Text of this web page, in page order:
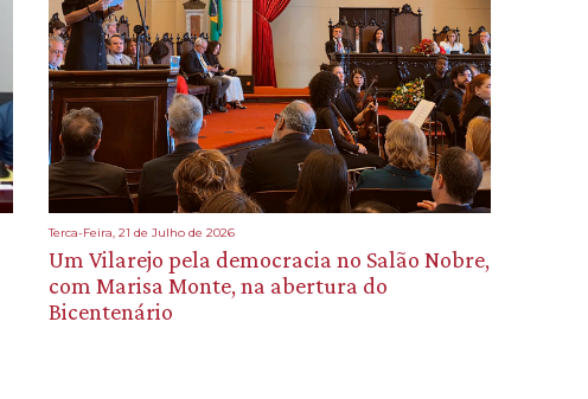
Terca-Feira, 21 de Julho de 2026
Um Vilarejo pela democracia no Salão Nobre,
com Marisa Monte, na abertura do
Bicentenário